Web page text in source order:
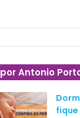
por Antonio